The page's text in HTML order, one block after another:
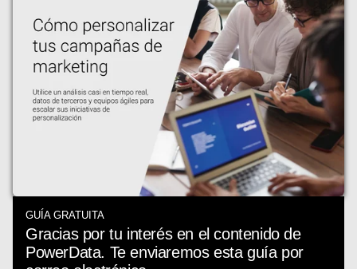
GUÍA GRATUITA
Gracias por tu interés en el contenido de
PowerData. Te enviaremos esta guía por